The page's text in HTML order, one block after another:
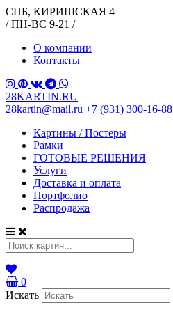
СПБ, КИРИШСКАЯ 4
/ ПН-ВС 9-21 /
О компании
Контакты
28KARTIN.RU
28kartin@mail.ru +7 (931) 300-16-88
Картины / Постеры
Рамки
ГОТОВЫЕ РЕШЕНИЯ
Услуги
Доставка и оплата
Портфолио
Распродажа
0
Искать